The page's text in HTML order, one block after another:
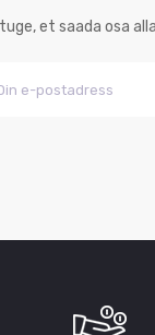
et saada osa